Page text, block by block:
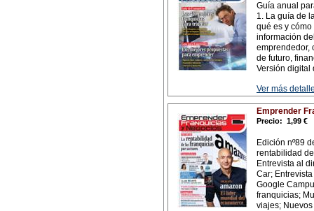
Guía anual
1. La guía de
qué es y
información
emprendedor,
de futuro,
Versión digital
Ver más
Emprender
Precio: 1,99 €
Edición nº89
rentabilidad
Entrevista al
Car;
Google
franquicias;
viajes;